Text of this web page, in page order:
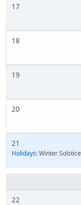
17
18
19
20
21
Holidays:Winter Solstice
22